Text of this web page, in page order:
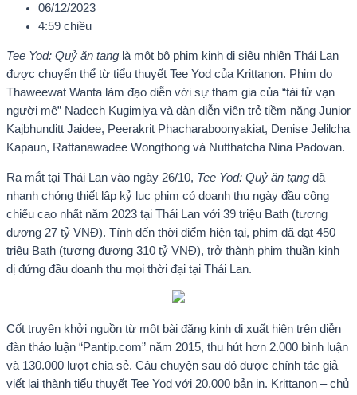
06/12/2023
4:59 chiều
Tee Yod: Quỷ ăn tạng là một bộ phim kinh dị siêu nhiên Thái Lan
được chuyển thể từ tiểu thuyết Tee Yod của Krittanon. Phim do
Thaweewat Wanta làm đạo diễn với sự tham gia của “tài tử vạn
người mê” Nadech Kugimiya và dàn diễn viên trẻ tiềm năng Junior
Kajbhunditt Jaidee, Peerakrit Phacharaboonyakiat, Denise Jelilcha
Kapaun, Rattanawadee Wongthong và Nutthatcha Nina Padovan.
Ra mắt tại Thái Lan vào ngày 26/10, Tee Yod: Quỷ ăn tạng đã
nhanh chóng thiết lập kỷ lục phim có doanh thu ngày đầu công
chiếu cao nhất năm 2023 tại Thái Lan với 39 triệu Bath (tương
đương 27 tỷ VNĐ). Tính đến thời điểm hiện tại, phim đã đạt 450
triệu Bath (tương đương 310 tỷ VNĐ), trở thành phim thuần kinh
dị đứng đầu doanh thu mọi thời đại tại Thái Lan.
Cốt truyện khởi nguồn từ một bài đăng kinh dị xuất hiện trên diễn
đàn thảo luận “Pantip.com” năm 2015, thu hút hơn 2.000 bình luận
và 130.000 lượt chia sẻ. Câu chuyện sau đó được chính tác giả
viết lại thành tiểu thuyết Tee Yod với 20.000 bản in. Krittanon – chủ